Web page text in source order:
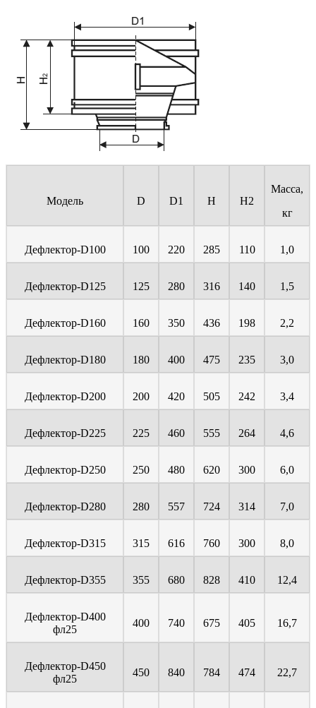
Модель D D1 H H2
Масса,
кг
Дефлектор-D100 100 220 285 110 1,0
Дефлектор-D125 125 280 316 140 1,5
Дефлектор-D160 160 350 436 198 2,2
Дефлектор-D180 180 400 475 235 3,0
Дефлектор-D200 200 420 505 242 3,4
Дефлектор-D225 225 460 555 264 4,6
Дефлектор-D250 250 480 620 300 6,0
Дефлектор-D280 280 557 724 314 7,0
Дефлектор-D315 315 616 760 300 8,0
Дефлектор-D355 355 680 828 410 12,4
Дефлектор-D400
фл25
400 740 675 405 16,7
Дефлектор-D450
фл25
450 840 784 474 22,7